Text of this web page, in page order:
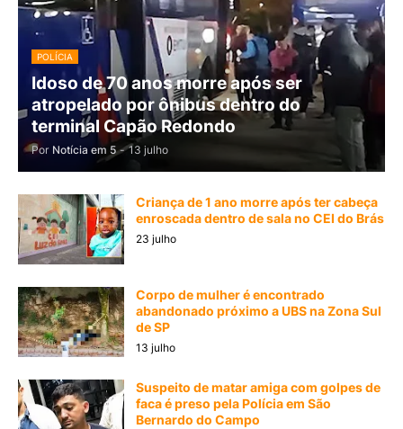
POLÍCIA
Idoso de 70 anos morre após ser
atropelado por ônibus dentro do
terminal Capão Redondo
Por Notícia em 5 - 13 julho
Criança de 1 ano morre após ter cabeça
enroscada dentro de sala no CEI do Brás
23 julho
Corpo de mulher é encontrado
abandonado próximo a UBS na Zona Sul
de SP
13 julho
Suspeito de matar amiga com golpes de
faca é preso pela Polícia em São
Bernardo do Campo